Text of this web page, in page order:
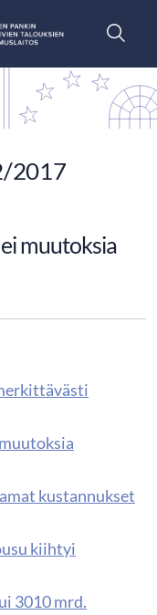
2017
muutoksia
kustannukset
kiihtyi
3010 mrd.